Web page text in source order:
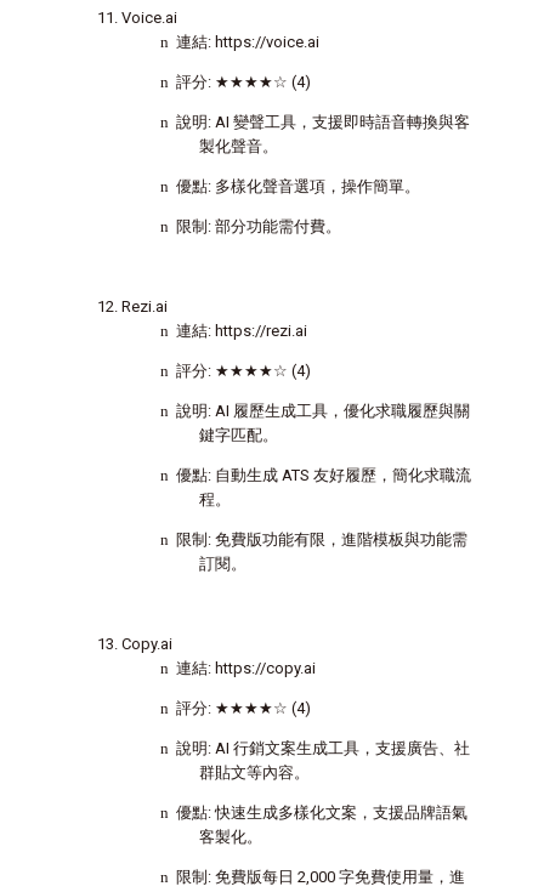
Voice.ai
n 連結: https://voice.ai
n 評分: ★★★★☆ (4)
n 說明: AI 變聲工具，支援即時語音轉換與客
製化聲音。
n 優點: 多樣化聲音選項，操作簡單。
n 限制: 部分功能需付費。
Rezi.ai
n 連結: https://rezi.ai
n 評分: ★★★★☆ (4)
n 說明: AI 履歷生成工具，優化求職履歷與關
鍵字匹配。
n 優點: 自動生成 ATS 友好履歷，簡化求職流
程。
n 限制: 免費版功能有限， 進階模板與功能需
訂閱。
Copy.ai
n 連結: https://copy.ai
n 評分: ★★★★☆ (4)
n 說明: AI 行銷文案生成工具，支援廣告、社
群貼文等內容。
n 優點:快速生成多樣化文案，支援品牌語氣
客製化。
n 限制: 免費版每日 2,000 字免費使用量，進